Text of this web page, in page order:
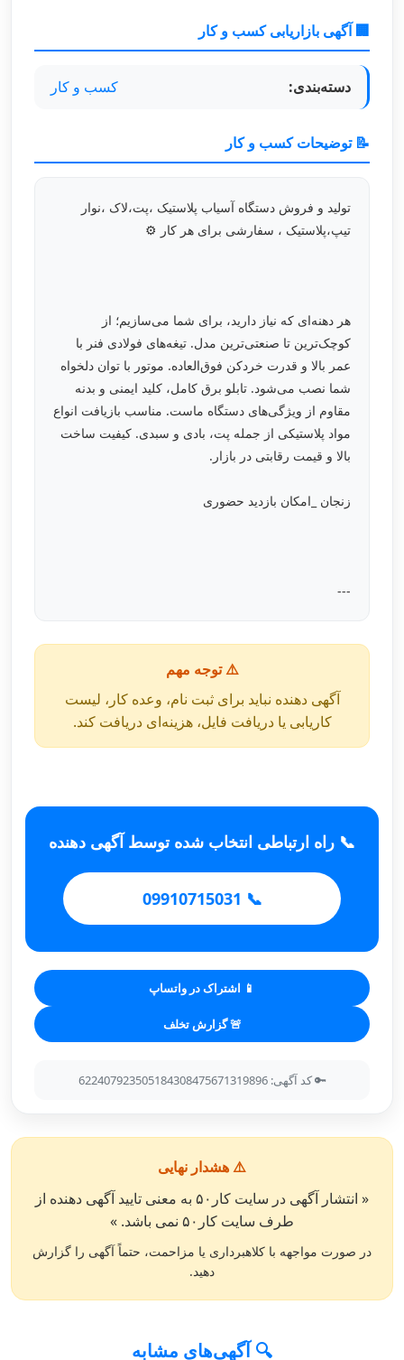
🏢 آگهی بازاریابی کسب و کار
دسته‌بندی: کسب و کار
📝 توضیحات کسب و کار
تولید و فروش دستگاه آسیاب پلاستیک ،پت،لاک ،نوار
تیپ،پلاستیک ، سفارشی برای هر کار ⚙️
هر دهنه‌ای که نیاز دارید، برای شما می‌سازیم؛ از
کوچک‌ترین تا صنعتی‌ترین مدل. تیغه‌های فولادی فنر با
عمر بالا و قدرت خردکن فوق‌العاده. موتور با توان دلخواه
شما نصب می‌شود. تابلو برق کامل، کلید ایمنی و بدنه
مقاوم از ویژگی‌های دستگاه ماست. مناسب بازیافت انواع
مواد پلاستیکی از جمله پت، بادی و سبدی. کیفیت ساخت
بالا و قیمت رقابتی در بازار.
زنجان _امکان بازدید حضوری
---
⚠️ توجه مهم
آگهی دهنده نباید برای ثبت نام، وعده کار، لیست
کاریابی یا دریافت فایل، هزینه‌ای دریافت کند.
📞 راه ارتباطی انتخاب شده توسط آگهی دهنده
📞 09910715031
📱 اشتراک در واتساپ
🚨 گزارش تخلف
🔑 کد آگهی: 622407923505184308475671319896
⚠️ هشدار نهایی
« انتشار آگهی در سایت کار۵۰ به معنی تایید آگهی دهنده از
طرف سایت کار۵۰ نمی باشد. »
در صورت مواجهه با کلاهبرداری یا مزاحمت، حتماً آگهی را گزارش
دهید.
🔍 آگهی‌های مشابه